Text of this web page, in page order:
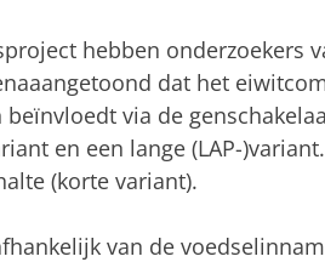
hebben onderzoekers
dat het
via de
en een lange (LAP-
(korte variant).
van de